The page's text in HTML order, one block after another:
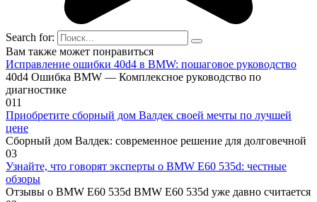
Search for:
Вам также может понравиться
Исправление ошибки 40d4 в BMW: пошаговое руководство
40d4 Ошибка BMW — Комплексное руководство по
диагностике
011
Приобретите сборный дом Валдек своей мечты по лучшей
цене
Сборный дом Валдек: современное решение для долговечной
03
Узнайте, что говорят эксперты о BMW E60 535d: честные
обзоры
Отзывы о BMW E60 535d BMW E60 535d уже давно считается